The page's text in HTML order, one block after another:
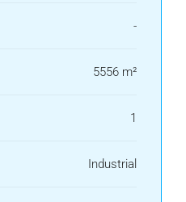
-
5556 m²
1
Industrial